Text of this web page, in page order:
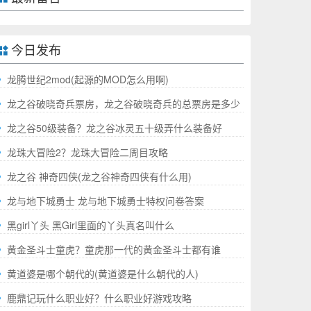
今日发布
龙腾世纪2mod(起源的MOD怎么用啊)
龙之谷破晓奇兵票房，龙之谷破晓奇兵的总票房是多少
龙之谷50级装备？龙之谷冰灵五十级弄什么装备好
龙珠大冒险2？龙珠大冒险二周目攻略
龙之谷 神奇四侠(龙之谷神奇四侠有什么用)
龙与地下城勇士 龙与地下城勇士特权问卷答案
黑girl丫头 黑Girl里面的丫头真名叫什么
黄金圣斗士童虎？童虎那一代的黄金圣斗士都有谁
黄道婆是哪个朝代的(黄道婆是什么朝代的人)
鹿鼎记玩什么职业好？什么职业好游戏攻略